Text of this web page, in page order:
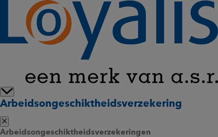
Arbeidsongeschiktheidsverzekering
Arbeidsongeschiktheidsverzekeringen